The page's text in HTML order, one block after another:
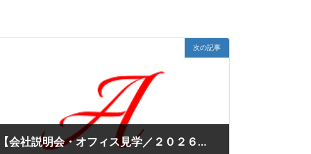
次の記事
【会社説明会・オフィス見学／２０２６年７月】